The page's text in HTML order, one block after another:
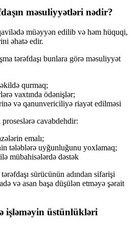
məsuliyyətləri nədir?
müəyyən edilib və həm hüquqi,
əhatə edir.
tərəfdaşı bunlara görə məsuliyyət
qurmaq;
vaxtında ödənişlər;
və qanunvericiliyə riayət edilməsi
cavabdehdir:
emalı;
tələblərə uyğunluğunu yoxlamaq;
mübahisələrdə dəstək
sürücünün adından sifarişi
və asan başa düşülən etməyə şərait
işləməyin üstünlükləri